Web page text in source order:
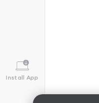
Install App